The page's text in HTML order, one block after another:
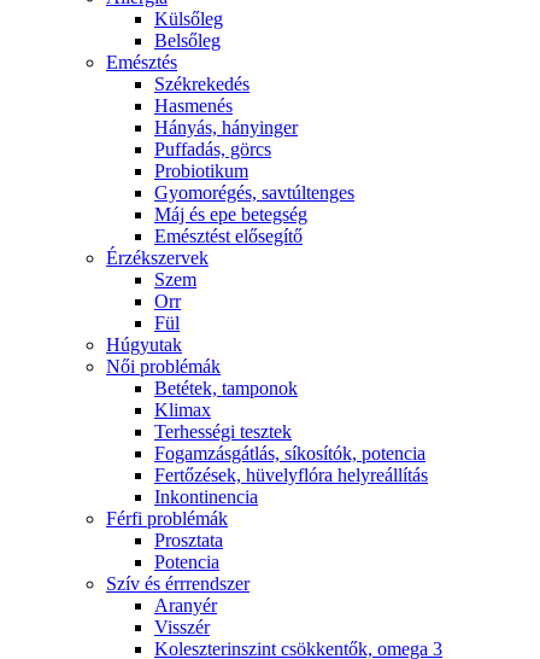
Külsőleg
Belsőleg
Emésztés
Székrekedés
Hasmenés
Hányás, hányinger
Puffadás, görcs
Probiotikum
Gyomorégés, savtúltenges
Máj és epe betegség
Emésztést elősegítő
Érzékszervek
Szem
Orr
Fül
Húgyutak
Női problémák
Betétek, tamponok
Klimax
Terhességi tesztek
Fogamzásgátlás, síkosítók, potencia
Fertőzések, hüvelyflóra helyreállítás
Inkontinencia
Férfi problémák
Prosztata
Potencia
Szív és érrrendszer
Aranyér
Visszér
Koleszterinszint csökkentők, omega 3